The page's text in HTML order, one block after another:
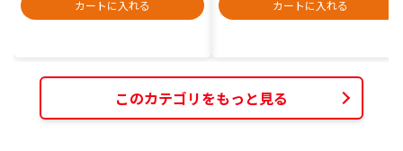
カートに入れる カートに入れる
このカテゴリをもっと見る